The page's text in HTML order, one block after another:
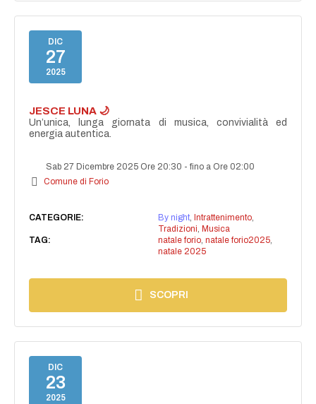
DIC
27
2025
JESCE LUNA 🌙
Un’unica, lunga giornata di musica, convivialità ed
energia autentica.
Sab 27 Dicembre 2025 Ore 20:30 -fino a Ore 02:00
Comune di Forio
CATEGORIE: By night, Intrattenimento,
Tradizioni, Musica
TAG:
natale forio, natale forio2025,
natale 2025
SCOPRI
DIC
23
2025